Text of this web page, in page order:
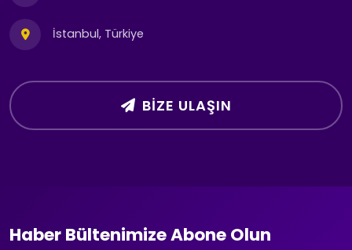
İstanbul, Türkiye
BIZE ULAŞIN
Haber Bültenimize Abone Olun